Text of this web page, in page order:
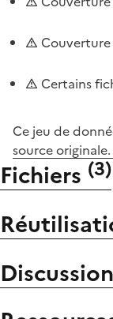
Certains
Ce jeu de
source originale.
Fichiers (3)